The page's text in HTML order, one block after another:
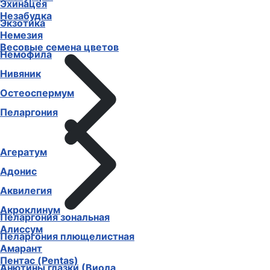
Незабудка
Немезия
Немофила
Нивяник
Остеоспермум
Пеларгония
Пеларгония зональная
Пеларгония плющелистная
Пентас (Pentas)
Эхинацея
Экзотика
Весовые семена цветов
Агератум
Адонис
Аквилегия
Акроклинум
Алиссум
Амарант
Анютины глазки (Виола